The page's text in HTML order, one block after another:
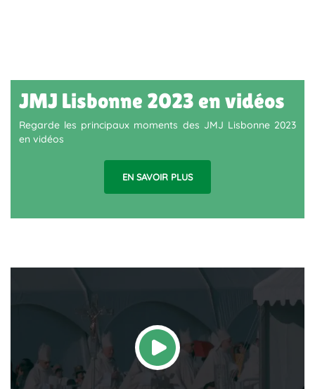
JMJ Lisbonne 2023 en vidéos
Regarde les principaux moments des JMJ Lisbonne 2023
en vidéos
EN SAVOIR PLUS